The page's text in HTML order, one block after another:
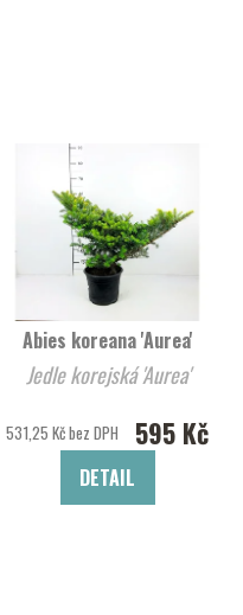
Abies koreana 'Aurea'
Jedle korejská 'Aurea'
531,25 Kč bez DPH 595 Kč
DETAIL